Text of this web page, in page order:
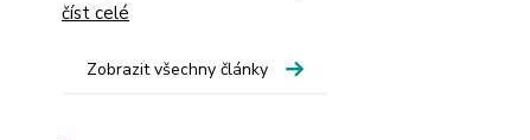
číst celé
Zobrazit všechny články